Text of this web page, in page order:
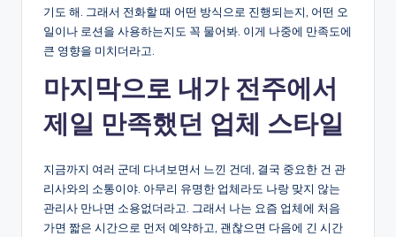
기도 해. 그래서 전화할 때 어떤 방식으로 진행되는지, 어떤 오
일이나 로션을 사용하는지도 꼭 물어봐. 이게 나중에 만족도에
큰 영향을 미치더라고.
마지막으로 내가 전주에서
제일 만족했던 업체 스타일
지금까지 여러 군데 다녀보면서 느낀 건데, 결국 중요한 건 관
리사와의 소통이야. 아무리 유명한 업체라도 나랑 맞지 않는
관리사 만나면 소용없더라고. 그래서 나는 요즘 업체에 처음
가면 짧은 시간으로 먼저 예약하고, 괜찮으면 다음에 긴 시간